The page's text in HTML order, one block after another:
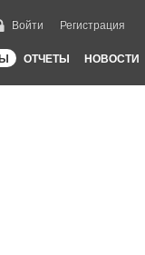
Войти Регистрация
ОТЧЕТЫ НОВОСТИ